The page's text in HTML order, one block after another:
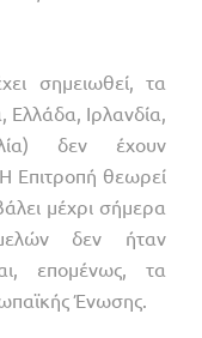
σημειωθεί, τα
Ελλάδα, Ιρλανδία,
δεν έχουν
Η Επιτροπή θεωρεί
μέχρι σήμερα
δεν ήταν
επομένως, τα
Ένωσης.